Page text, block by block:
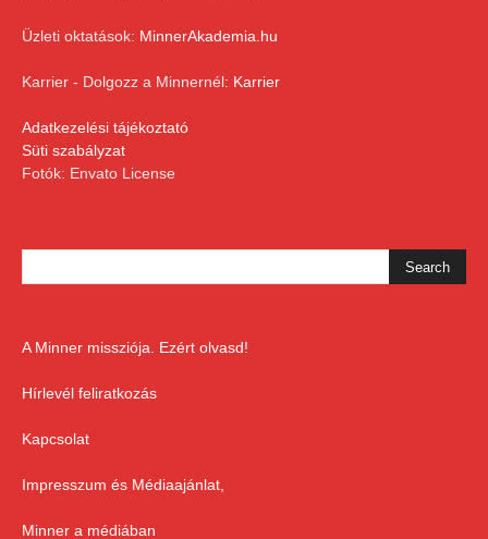
Üzleti oktatások: MinnerAkademia.hu
Karrier - Dolgozz a Minnernél: Karrier
Adatkezelési tájékoztató
Süti szabályzat
Fotók: Envato License
A Minner missziója. Ezért olvasd!
Hírlevél feliratkozás
Kapcsolat
Impresszum és Médiaajánlat,
Minner a médiában